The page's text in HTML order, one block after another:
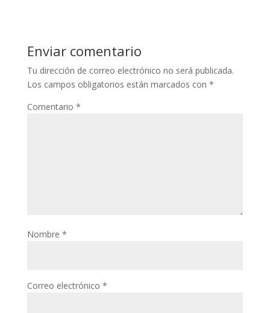
Enviar comentario
Tu dirección de correo electrónico no será publicada.
Los campos obligatorios están marcados con *
Comentario *
Nombre *
Correo electrónico *